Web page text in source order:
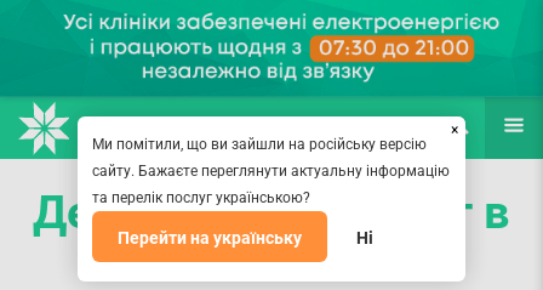
(067) 127-03-03
ПОИСК ЕЩЁ
Детский аллерголог в
Киеве
×
Ми помітили, що ви зайшли на російську версію
сайту. Бажаєте переглянути актуальну інформацію
та перелік послуг українською?
Перейти на українську Ні